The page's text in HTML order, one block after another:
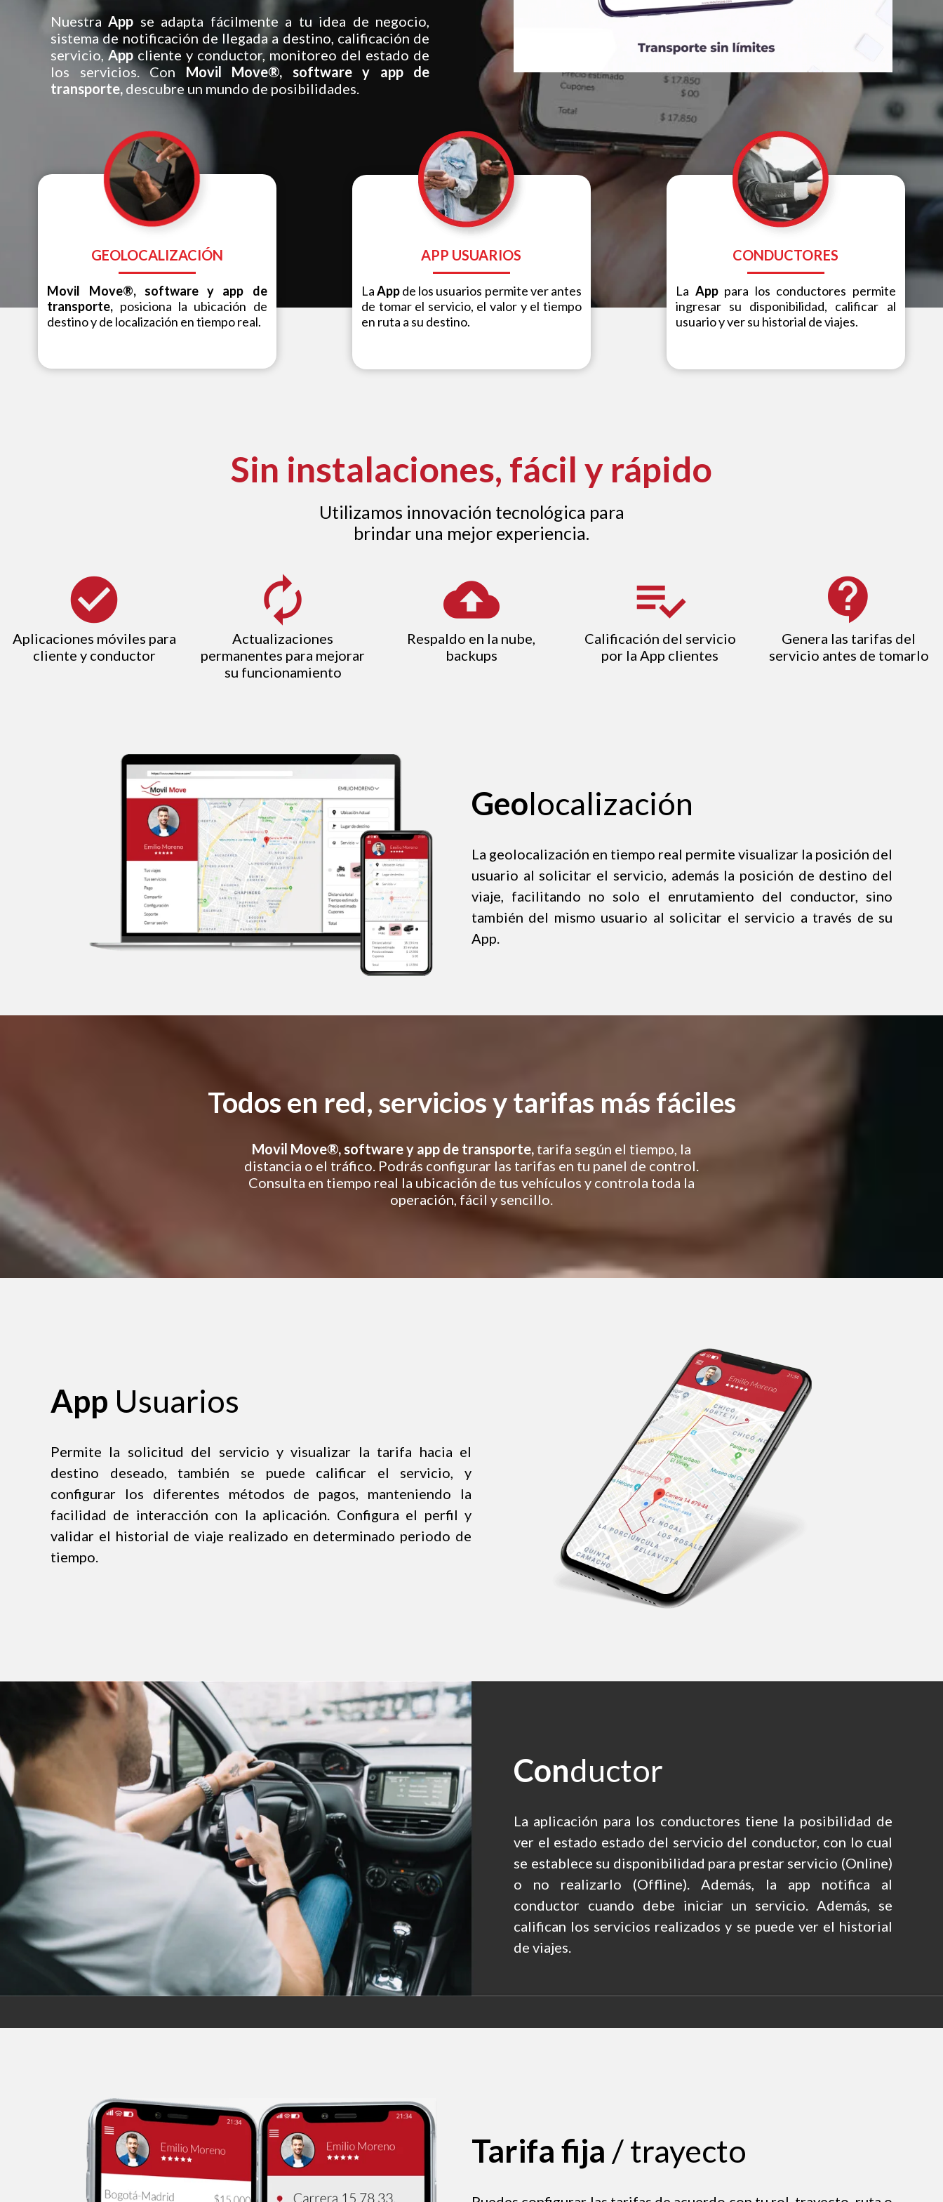
NuestraApp se adapta fácilmente a tu idea de negocio,
sistema de notificación de llegada a destino, calificación de
servicio,Appcliente y conductor, monitoreo del estado de
los servicios. Con Movil Move®, software y app de
transporte, descubre un mundo de posibilidades.
GEOLOCALIZACIÓN
Movil Move®, software y app de
transporte, posiciona la ubicación de
destino y de localización en tiempo real.
APP USUARIOS
LaAppde los usuarios permite ver antes
de tomar el servicio, el valor y el tiempo
en ruta a su destino.
CONDUCTORES
La Apppara los conductores permite
ingresar su disponibilidad, calificar al
usuario y ver su historial de viajes.
Sin instalaciones, fácil y rápido
Utilizamos innovación tecnológica para
brindar una mejor experiencia.
check_circle
Aplicaciones móviles para
cliente y conductor
autorenew
Actualizaciones
permanentes para mejorar
su funcionamiento
cloud_upload
Respaldo en la nube,
backups
playlist_add_check
Calificación del servicio
por la App clientes
contact_support
Genera las tarifas del
servicio antes de tomarlo
Geolocalización
La geolocalización en tiempo real permite visualizar la posición del
usuario al solicitar el servicio, además la posición de destino del
viaje, facilitando no solo el enrutamiento del conductor, sino
también del mismo usuario al solicitar el servicio a través de su
App.
Todos en red, servicios y tarifas más fáciles
Movil Move®, software y app de transporte, tarifa según el tiempo, la
distancia o el tráfico. Podrás configurar las tarifas en tu panel de control.
Consulta en tiempo real la ubicación de tus vehículos y controla toda la
operación, fácil y sencillo.
App Usuarios
Permite la solicitud del servicio y visualizar la tarifa hacia el
destino deseado, también se puede calificar el servicio, y
configurar los diferentes métodos de pagos, manteniendo la
facilidad de interacción con la aplicación. Configura el perfil y
validar el historial de viaje realizado en determinado periodo de
tiempo.
Conductor
La aplicación para los conductores tiene la posibilidad de
ver el estado estado del servicio del conductor, con lo cual
se establece su disponibilidad para prestar servicio (Online)
o no realizarlo (Offline). Además, la app notifica al
conductor cuando debe iniciar un servicio. Además, se
califican los servicios realizados y se puede ver el historial
de viajes.
Tarifa fija / trayecto